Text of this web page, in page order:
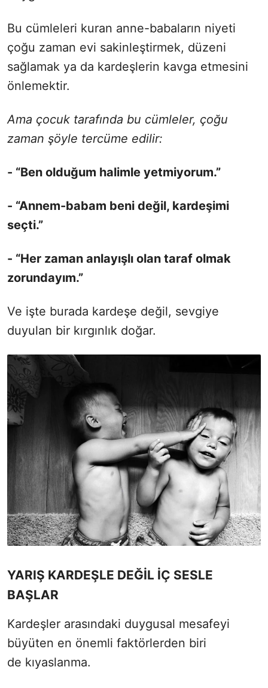
Bu cümleleri kuran anne-babaların niyeti
çoğu zaman evi sakinleştirmek, düzeni
sağlamak ya da kardeşlerin kavga etmesini
önlemektir.
Ama çocuk tarafında bu cümleler, çoğu
zaman şöyle tercüme edilir:
- “Ben olduğum halimle yetmiyorum.”
- “Annem-babam beni değil, kardeşimi
seçti.”
- “Her zaman anlayışlı olan taraf olmak
zorundayım.”
Ve işte burada kardeşe değil, sevgiye
duyulan bir kırgınlık doğar.
YARIŞ KARDEŞLE DEĞİL İÇ SESLE
BAŞLAR
Kardeşler arasındaki duygusal mesafeyi
büyüten en önemli faktörlerden biri
de kıyaslanma.